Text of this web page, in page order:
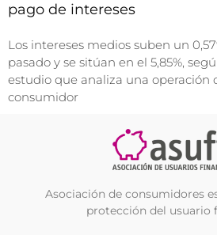
pago de intereses
Los intereses medios suben un
pasado y se sitúan en el 5,85%,
estudio que analiza una operación
consumidor
Asociación de consumidores
protección del usuario